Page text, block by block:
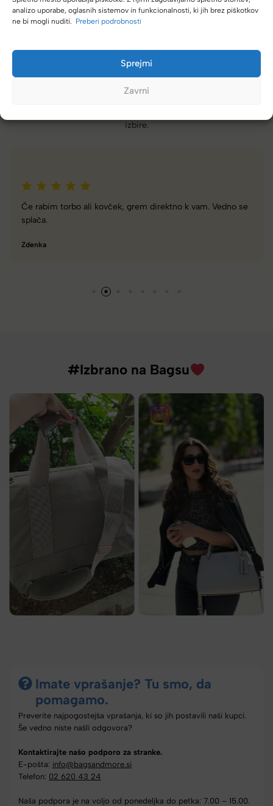
analizo uporabe, oglasnih sistemov in funkcionalnosti, ki jih brez piškotkov
ne bi mogli nuditi. Preberi podrobnosti
Sprejmi
Zavrni
izbire.
Zelo dobra trgovina za torbe in kovčke, z veliko izbire,
#Izbrano na Bagsu
Imate vprašanje? Tu smo, da
pomagamo.
Preverite najpogostejša vprašanja, ki so jih postavili naši kupci.
Še vedno niste našli odgovora?
Kontaktirajte našo podporo za stranke.
E-pošta: info@bagsandmore.si
Telefon: 02 620 43 24
Naša podpora je na voljo od ponedeljka do petka: 7.00 – 15.00.